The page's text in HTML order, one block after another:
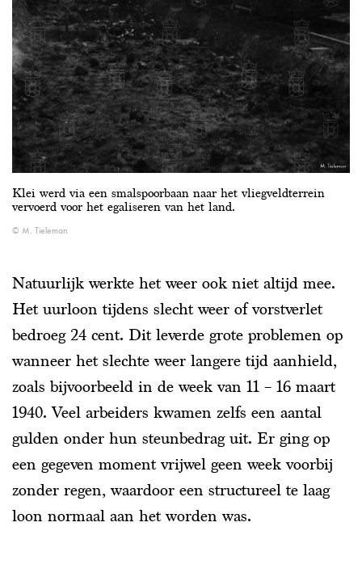
Klei werd via een smalspoorbaan naar het vliegveldterrein
vervoerd voor het egaliseren van het land.
M. Tieleman
Natuurlijk werkte het weer ook niet altijd mee.
Het uurloon tijdens slecht weer of vorstverlet
bedroeg 24 cent. Dit leverde grote problemen op
wanneer het slechte weer langere tijd aanhield,
zoals bijvoorbeeld in de week van 11 – 16 maart
1940. Veel arbeiders kwamen zelfs een aantal
gulden onder hun steunbedrag uit. Er ging op
een gegeven moment vrijwel geen week voorbij
zonder regen, waardoor een structureel te laag
loon normaal aan het worden was.